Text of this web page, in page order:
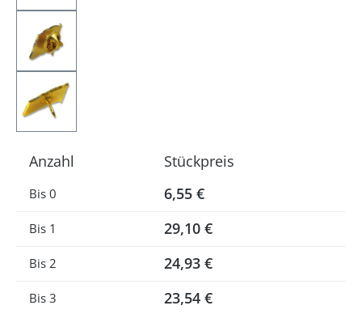
Anzahl Stückpreis
Bis0 6,55 €
Bis 1 29,10 €
Bis2 24,93 €
Bis3 23,54 €